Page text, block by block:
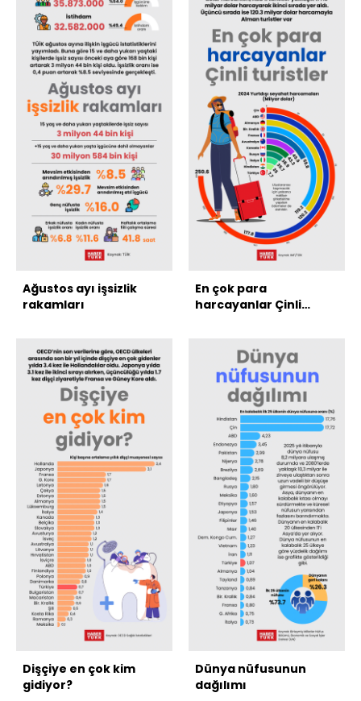
Ağustos ayı işsizlik
rakamları
En çok para
harcayanlar Çinli
Dişçiye en çok kim
gidiyor?
Dünya nüfusunun
dağılımı